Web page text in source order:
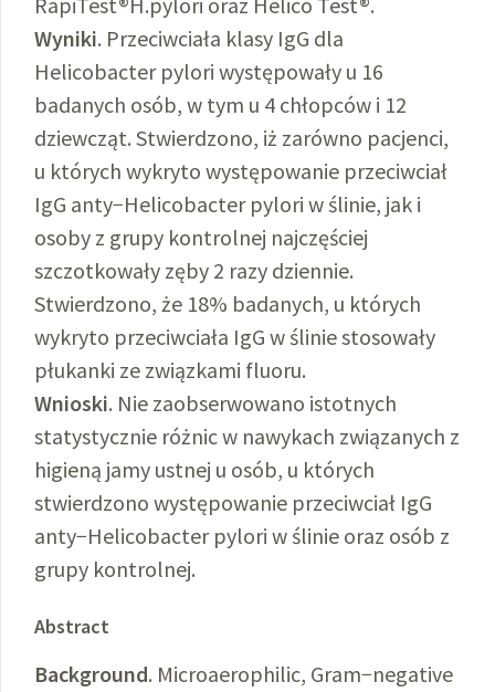
Wyniki. Przeciwciała klasy IgG dla
Helicobacter pylori występowały u 16
badanych osób, w tym u 4 chłopców i 12
dziewcząt. Stwierdzono, iż zarówno pacjenci,
u których wykryto występowanie przeciwciał
IgG anty−Helicobacter pylori w ślinie, jak i
osoby z grupy kontrolnej najczęściej
szczotkowały zęby 2 razy dziennie.
Stwierdzono, że 18% badanych, u których
wykryto przeciwciała IgG w ślinie stosowały
płukanki ze związkami fluoru.
Wnioski. Nie zaobserwowano istotnych
statystycznie różnic w nawykach związanych z
higieną jamy ustnej u osób, u których
stwierdzono występowanie przeciwciał IgG
anty−Helicobacter pylori w ślinie oraz osób z
grupy kontrolnej.
Abstract
Background. Microaerophilic, Gram−negative